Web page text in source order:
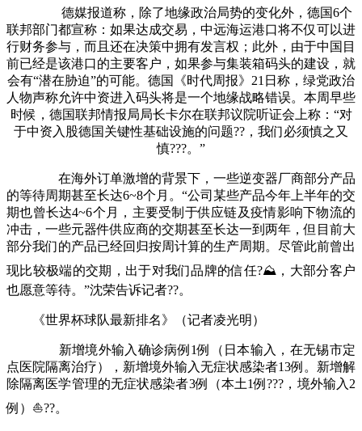
德媒报道称，除了地缘政治局势的变化外，德国6个
联邦部门都宣称：如果达成交易，中远海运港口将不仅可以进
行财务参与，而且还在决策中拥有发言权；此外，由于中国目
前已经是该港口的主要客户，如果参与集装箱码头的建设，就
会有“潜在胁迫”的可能。德国《时代周报》21日称，绿党政治
人物声称允许中资进入码头将是一个地缘战略错误。本周早些
时候，德国联邦情报局局长卡尔在联邦议院听证会上称：“对
于中资入股德国关键性基础设施的问题??，我们必须慎之又
慎???。”
在海外订单激增的背景下，一些逆变器厂商部分产品
的等待周期甚至长达6~8个月。“公司某些产品今年上半年的交
期也曾长达4~6个月，主要受制于供应链及疫情影响下物流的
冲击，一些元器件供应商的交期甚至长达一到两年，但目前大
部分我们的产品已经回归按周计算的生产周期。尽管此前曾出
现比较极端的交期，出于对我们品牌的信任?⛰，大部分客户
也愿意等待。”沈荣告诉记者??。
《世界杯球队最新排名》（记者凌光明）
新增境外输入确诊病例1例（日本输入，在无锡市定
点医院隔离治疗），新增境外输入无症状感染者13例。新增解
除隔离医学管理的无症状感染者3例（本土1例???，境外输入2
例）⛵??。